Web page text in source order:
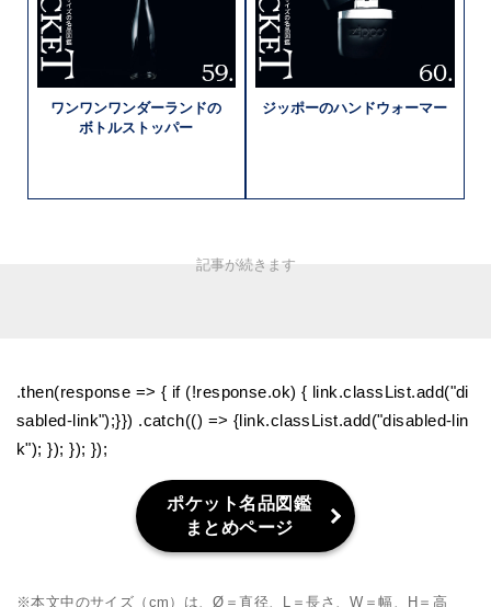
ワンワンワンダーランドの
ボトルストッパー
ジッポーのハンドウォーマー
.then(response => { if (!response.ok) { link.classList.add("di
sabled-link");}}) .catch(() => {link.classList.add("disabled-lin
k"); }); }); });
ポケット名品図鑑
まとめページ
※本文中のサイズ（cm）は、Ø＝直径、L＝長さ、W＝幅、H＝高